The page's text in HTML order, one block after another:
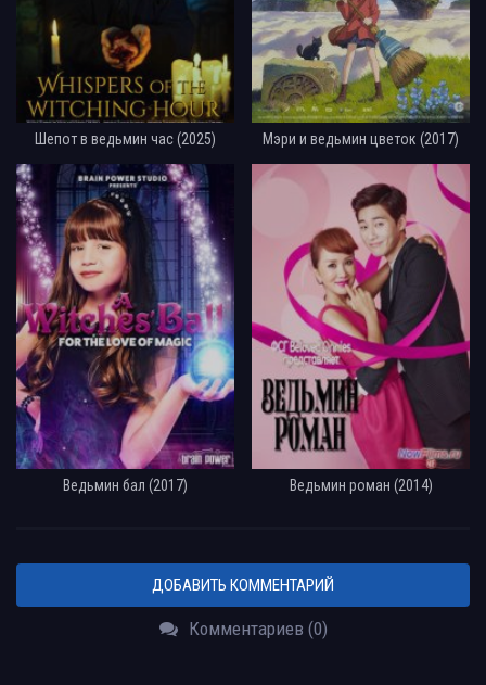
Шепот в ведьмин час (2025) Мэри и ведьмин цветок (2017)
Ведьмин бал (2017) Ведьмин роман (2014)
ДОБАВИТЬ КОММЕНТАРИЙ
Комментариев (0)